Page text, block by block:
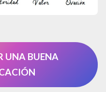
UNA BUENA